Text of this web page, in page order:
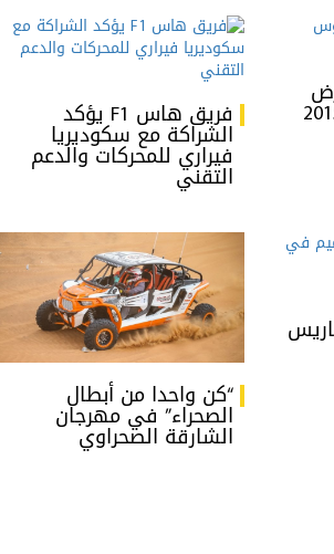
فريق هاس F1 يؤكد
الشراكة مع سكوديريا
فيراري للمحركات والدعم
التقني
“كن واحدا من أبطال
الصحراء” في مهرجان
الشارقة الصحراوي